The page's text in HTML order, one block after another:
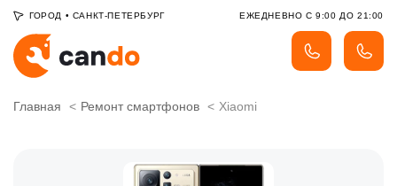
ГОРОД • САНКТ-ПЕТЕРБУРГ ЕЖЕДНЕВНО С 9:00 ДО 21:00
Главная Ремонт смартфонов Xiaomi